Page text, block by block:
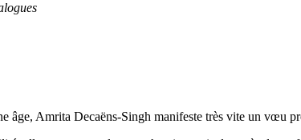
âge, Amrita Decaëns-Singh manifeste très vite un vœu